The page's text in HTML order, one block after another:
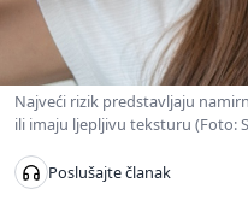
Najveći rizik predstavljaju
ili imaju ljepljivu teksturu (Foto:
Poslušajte članak